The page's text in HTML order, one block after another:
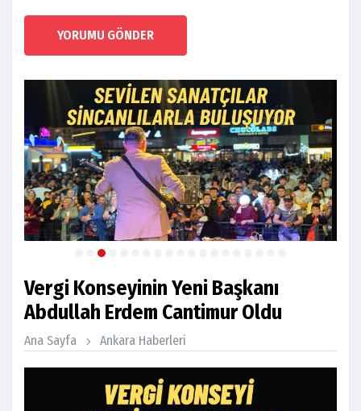
YORUMU GÖNDER
Vergi Konseyinin Yeni Başkanı
Abdullah Erdem Cantimur Oldu
Ana Sayfa Ankara Haberleri